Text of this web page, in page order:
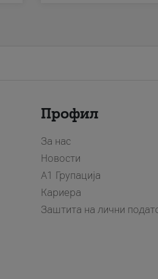
Профил
За нас
Новости
А1 Групација
Кариера
Заштита на лични